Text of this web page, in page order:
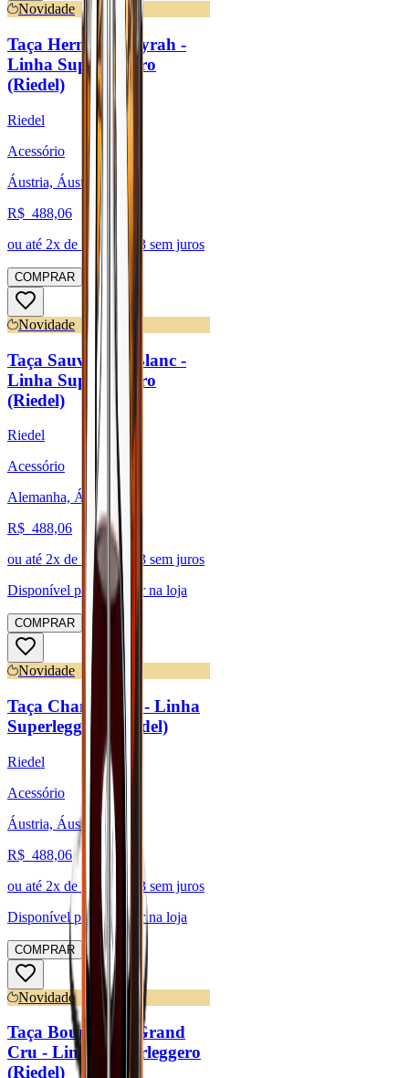
Novidade
Taça Hermitage/Syrah -
Linha Superleggero
(Riedel)
Riedel
Acessório
Áustria, Áustria
R$ 488,06
ou até 2x de R$ 244,03 sem juros
COMPRAR
Novidade
Taça Sauvignon Blanc -
Linha Superleggero
(Riedel)
Riedel
Acessório
Alemanha, Áustria
R$ 488,06
ou até 2x de R$ 244,03 sem juros
Disponível para:
Retirar na loja
COMPRAR
Novidade
Taça Champagne - Linha
Superleggero (Riedel)
Riedel
Acessório
Áustria, Áustria
R$ 488,06
ou até 2x de R$ 244,03 sem juros
Disponível para: Retirar na loja
COMPRAR
Novidade
Taça Bourgogne Grand
Cru - Linha Superleggero
(Riedel)